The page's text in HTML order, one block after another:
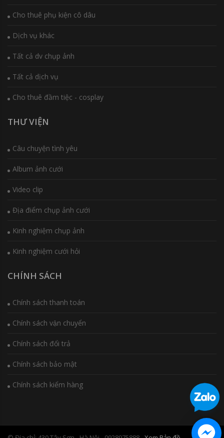
Cho thuê phụ kiện cô dâu
Dịch vụ khác
Tất cả dv chụp ảnh
Tất cả dịch vụ
Cho thuê đầm tiệc - cosplay
THƯ VIỆN
Câu chuyện tình yêu
Album ảnh cưới
Video clip
Địa điểm chụp ảnh cưới
Kinh nghiệm chụp ảnh
Kinh nghiệm cưới hỏi
CHÍNH SÁCH
Chính sách thanh toán
Chính sách vận chuyển
Chính sách đổi trả
Chính sách bảo mật
Chính sách kiểm hàng